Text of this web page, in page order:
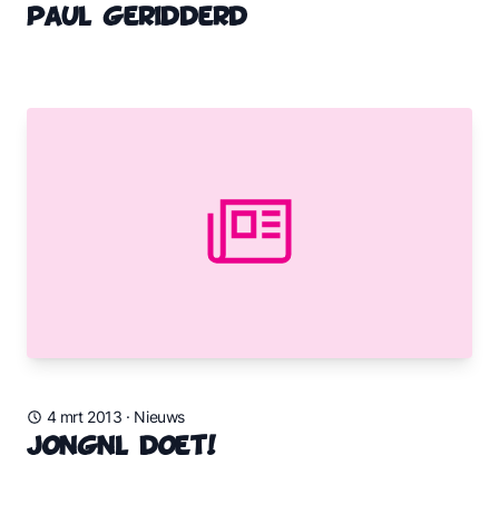
Paul geridderd
4 mrt 2013 · Nieuws
JongNL doet!